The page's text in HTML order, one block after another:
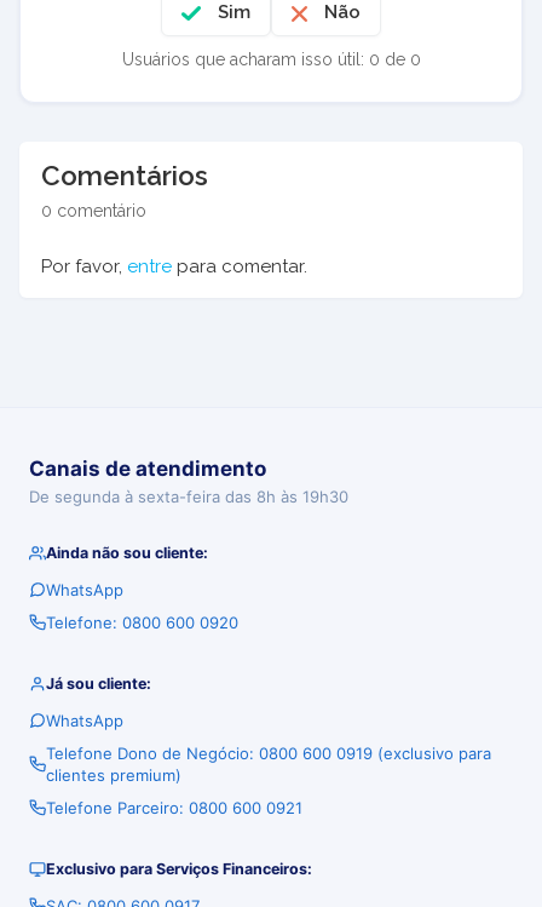
Sim Não
Usuários que acharam isso útil: 0 de 0
Comentários
0 comentário
Por favor, entre para comentar.
Canais de atendimento
De segunda à sexta-feira das 8h às 19h30
Ainda não sou cliente:
WhatsApp
Telefone: 0800 600 0920
Já sou cliente:
WhatsApp
Telefone Dono de Negócio: 0800 600 0919 (exclusivo para
clientes premium)
Telefone Parceiro: 0800 600 0921
Exclusivo para Serviços Financeiros: